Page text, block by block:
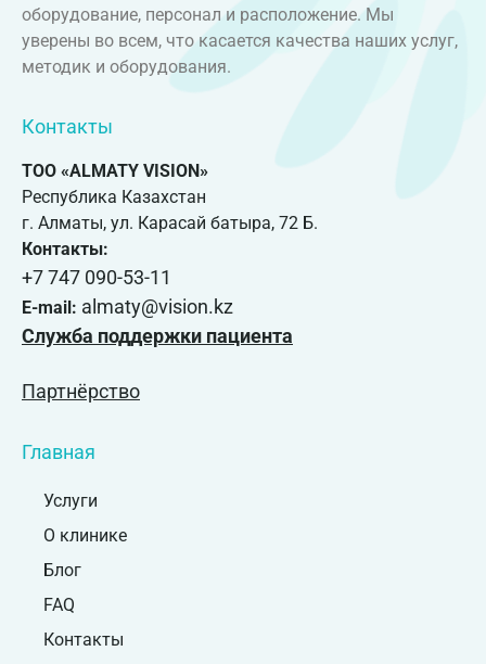
оборудование, персонал и расположение. Мы
уверены во всем, что касается качества наших услуг,
методик и оборудования.
Контакты
ТОО «ALMATY VISION»
Республика Казахстан
г. Алматы, ул. Карасай батыра, 72 Б.
Контакты:
+7 747 090-53-11
E-mail: almaty@vision.kz
Служба поддержки пациента
Партнёрство
Главная
Услуги
О клинике
Блог
FAQ
Контакты